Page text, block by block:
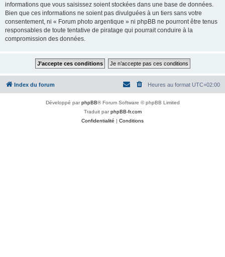
informations que vous saisissez soient stockées dans une base de données.
Bien que ces informations ne soient pas divulguées à un tiers sans votre
consentement, ni « Forum photo argentique » ni phpBB ne pourront être tenus
responsables de toute tentative de piratage qui pourrait conduire à la
compromission des données.
Index du forum Heures au format UTC+02:00
Développé parphpBB® Forum Software © phpBB Limited
Traduit parphpBB-fr.com
Confidentialité | Conditions